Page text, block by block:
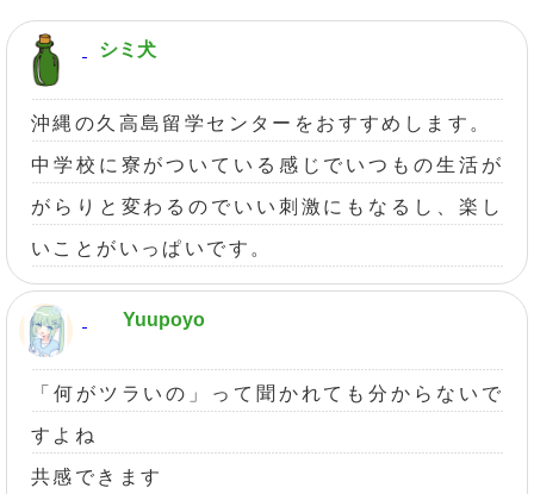
シミ犬
沖縄の久高島留学センターをおすすめします。
中学校に寮がついている感じでいつもの生活が
がらりと変わるのでいい刺激にもなるし、楽し
いことがいっぱいです。
Yuupoyo
「何がツラいの」って聞かれても分からないで
すよね
共感できます